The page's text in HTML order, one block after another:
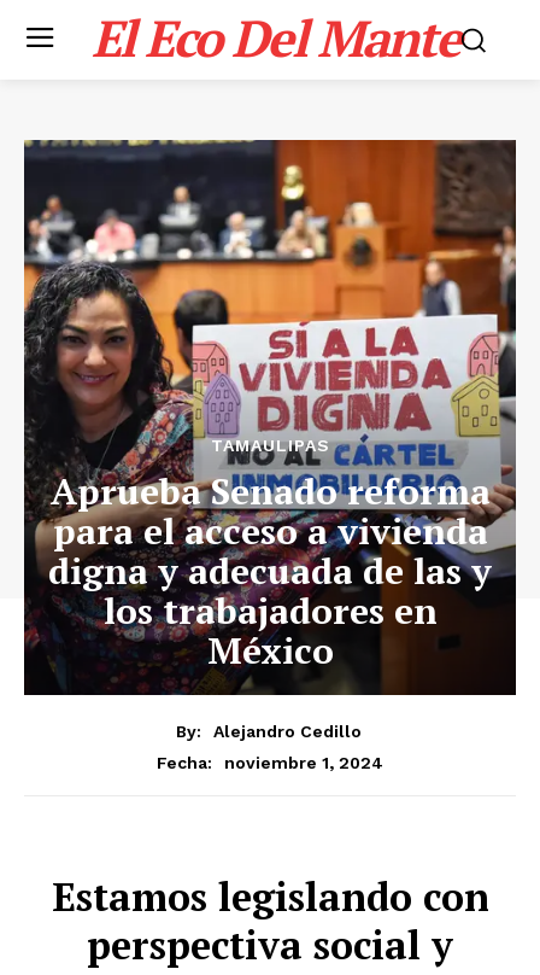
El Eco Del Mante
TAMAULIPAS
Aprueba Senado reforma
para el acceso a vivienda
digna y adecuada de las y
los trabajadores en
México
By:
Alejandro Cedillo
Fecha:
noviembre 1, 2024
Estamos legislando con
perspectiva social y